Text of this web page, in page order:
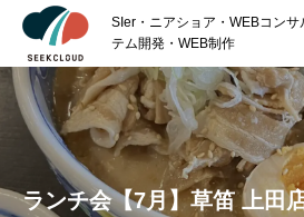
SIer・ニアショア・WEBコンサ
テム開発・WEB制作
ABOUT
私たちについて
沿 革
ランチ会【7月】草笛 上田